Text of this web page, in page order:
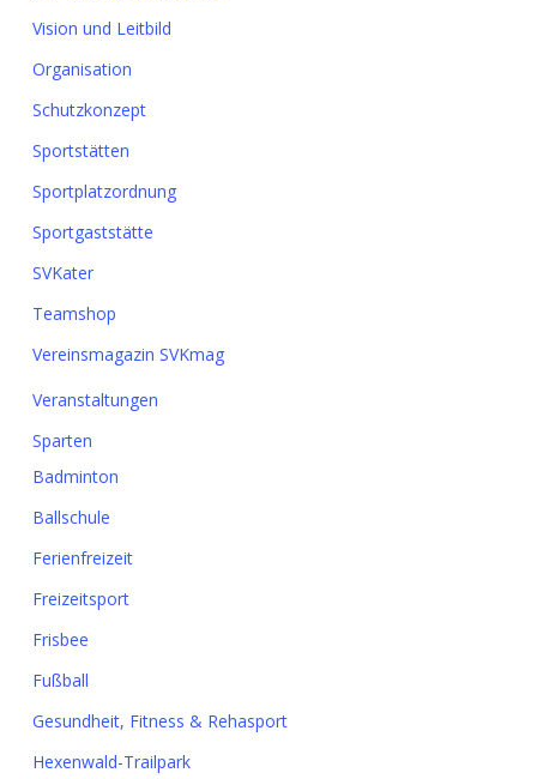
Vision und Leitbild
Organisation
Schutzkonzept
Sportstätten
Sportplatzordnung
Sportgaststätte
SVKater
Teamshop
Vereinsmagazin SVKmag
Veranstaltungen
Sparten
Badminton
Ballschule
Ferienfreizeit
Freizeitsport
Frisbee
Fußball
Gesundheit, Fitness & Rehasport
Hexenwald-Trailpark